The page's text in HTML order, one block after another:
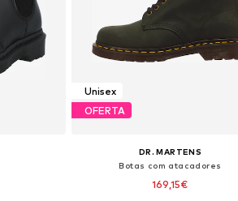
Unisex
OFERTA
DR. MARTENS
Botas com atacadores
169,15€